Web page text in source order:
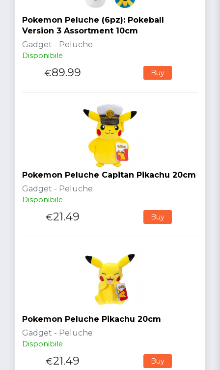
Pokemon Peluche (6pz): Pokeball
Version 3 Assortment 10cm
Gadget - Peluche
Disponibile
€89.99 Buy
Pokemon Peluche Capitan Pikachu 20cm
Gadget - Peluche
Disponibile
€21.49 Buy
Pokemon Peluche Pikachu 20cm
Gadget - Peluche
Disponibile
€21.49 Buy